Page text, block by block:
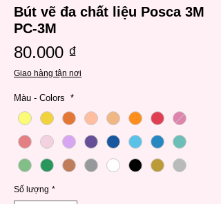
Bút vẽ đa chất liệu Posca 3M
PC-3M
80.000 ₫
Giao hàng tận nơi
Màu - Colors *
Số lượng *